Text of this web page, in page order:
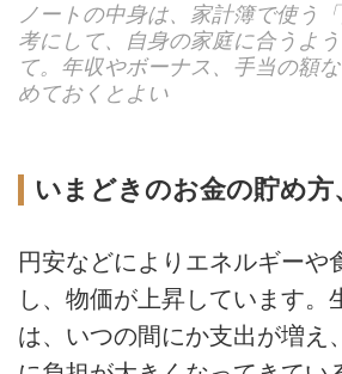
ノートの中身は、家計簿で使う
考にして、自身の家庭に合うよ
て。年収やボーナス、手当の額
めておくとよい
いまどきのお金の貯め
円安などによりエネルギーや
し、物価が上昇しています。
は、いつの間にか支出が増え